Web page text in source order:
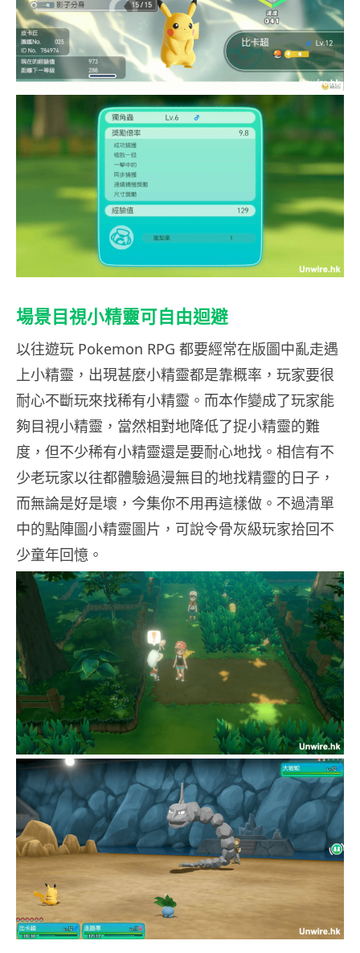
場景目視小精靈可自由迴避
以往遊玩 Pokemon RPG 都要經常在版圖中亂走遇
上小精靈，出現甚麼小精靈都是靠概率，玩家要很
耐心不斷玩來找稀有小精靈。而本作變成了玩家能
夠目視小精靈，當然相對地降低了捉小精靈的難
度，但不少稀有小精靈還是要耐心地找。相信有不
少老玩家以往都體驗過漫無目的地找精靈的日子，
而無論是好是壞，今集你不用再這樣做。不過清單
中的點陣圖小精靈圖片，可說令骨灰級玩家拾回不
少童年回憶。